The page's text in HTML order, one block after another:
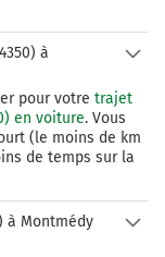
à
pour votre trajet
en voiture. Vous
(le moins de km
de temps sur la
à Montmédy